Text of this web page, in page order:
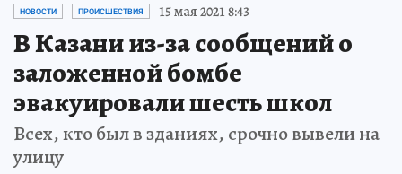
НОВОСТИ ПРОИСШЕСТВИЯ 15 мая 2021 8:43
В Казани из-за сообщений о
заложенной бомбе
эвакуировали шесть школ
Всех, кто был в зданиях, срочно вывели на
улицу